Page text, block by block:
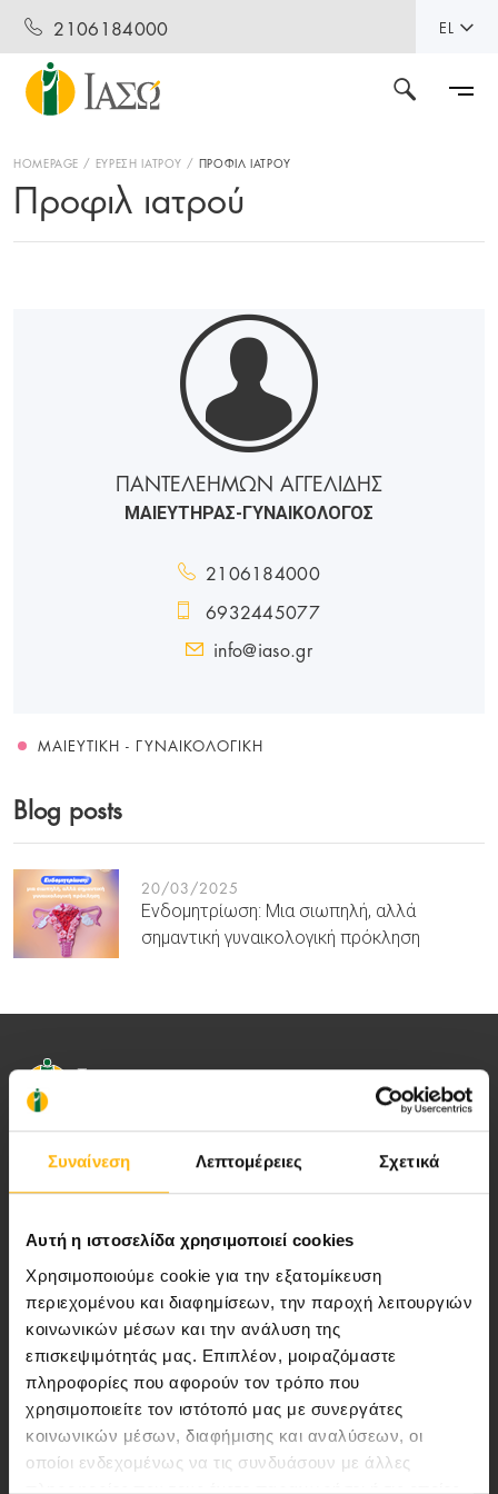
Συναίνεση Λεπτομέρειες Σχετικά
Αυτή η ιστοσελίδα χρησιμοποιεί cookies
Χρησιμοποιούμε cookie για την εξατομίκευση
περιεχομένου και διαφημίσεων, την παροχή λειτουργιών
κοινωνικών μέσων και την ανάλυση της
επισκεψιμότητάς μας. Επιπλέον, μοιραζόμαστε
πληροφορίες που αφορούν τον τρόπο που
χρησιμοποιείτε τον ιστότοπό μας με συνεργάτες
κοινωνικών μέσων, διαφήμισης και αναλύσεων, οι
οποίοι ενδεχομένως να τις συνδυάσουν με άλλες
πληροφορίες που τους έχετε παραχωρήσει ή τις οποίες
2106184000 EL
HOMEPAGE ΕΥΡΕΣΗ ΙΑΤΡΟΥ ΠΡΟΦΙΛ ΙΑΤΡΟΥ
Προφιλ ιατρού
ΠΑΝΤΕΛΕΗΜΩΝ ΑΓΓΕΛΙΔΗΣ
ΜΑΙΕΥΤΗΡΑΣ-ΓΥΝΑΙΚΟΛΟΓΟΣ
2106184000
6932445077
info@iaso.gr
ΜΑΙΕΥΤΙΚΉ - ΓΥΝΑΙΚΟΛΟΓΙΚΉ
Blog posts
20/03/2025
Ενδομητρίωση: Μια σιωπηλή, αλλά
σημαντική γυναικολογική πρόκληση
Αποστολή μας να παρέχουμε υψηλής
υγείας.
Περιοχή Ιατρών
Επικοινωνία